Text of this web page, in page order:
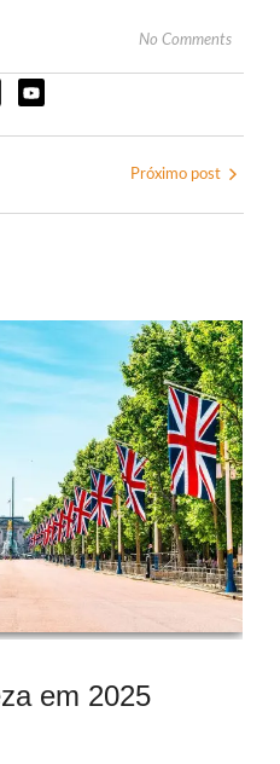
No Comments
Próximo post
em 2025